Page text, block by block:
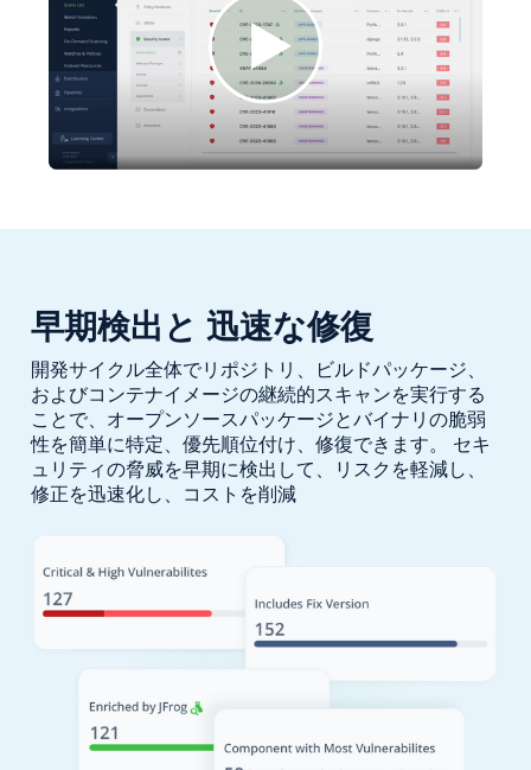
早期検出と 迅速な修復
開発サイクル全体でリポジトリ、ビルドパッケージ、
およびコンテナイメージの継続的スキャンを実行する
ことで、オープンソースパッケージとバイナリの脆弱
性を簡単に特定、優先順位付け、修復できます。 セキ
ュリティの脅威を早期に検出して、リスクを軽減し、
修正を迅速化し、コストを削減